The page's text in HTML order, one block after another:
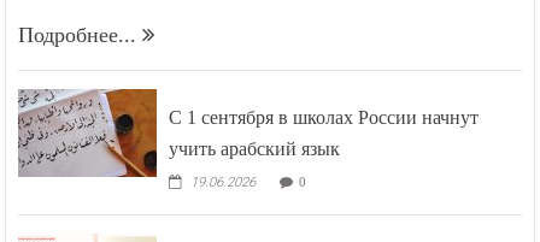
С 1 сентября в школах России начнут
учить арабский язык